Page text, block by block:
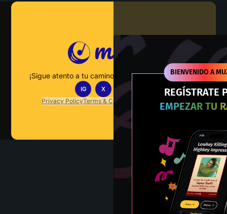
BIENVENIDO A
REGÍSTRATE
EMPEZAR TU
¡Sigue atento a tu camino hacia el dominio musical!
IG X
Privacy PolicyTerms & Conditions